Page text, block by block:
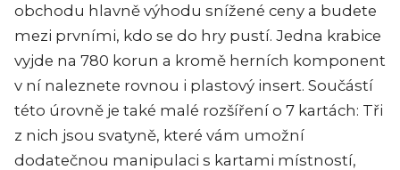
obchodu hlavně výhodu snížené ceny a budete
mezi prvními, kdo se do hry pustí. Jedna krabice
vyjde na 780 korun a kromě herních komponent
v ní naleznete rovnou i plastový insert. Součástí
této úrovně je také malé rozšíření o 7 kartách: Tři
z nich jsou svatyně, které vám umožní
dodatečnou manipulaci s kartami místností,